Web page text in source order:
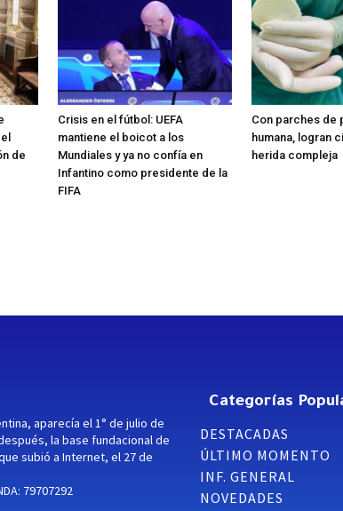
de
Crisis en el fútbol: UEFA
mantiene el boicot a los
Mundiales y ya no confía en
Infantino como presidente de la
FIFA
Con parches de
humana, logran
herida compleja
aparecía el 1° de julio de
la base fundacional de
subió a Internet, el 27 de
79707292
Categorías
DESTACADAS
ÚLTIMO MOMENTO
INF. GENERAL
NOVEDADES